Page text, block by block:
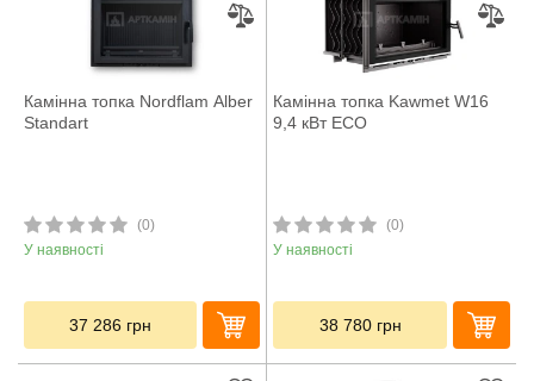
Камінна топка Nordflam Alber
Standart
(0)
У наявності
37 286 грн
Камінна топка Kawmet W16
9,4 кВт ECO
(0)
У наявності
38 780 грн